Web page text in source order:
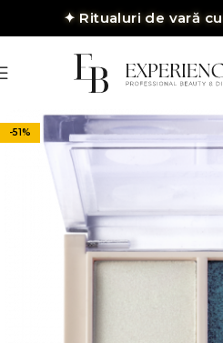
✦Ritualuri de vară cu
-51%